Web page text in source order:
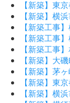
【新築】東
【新築】横
【新築工事
【新築工事
【新築工事
【新築】大
【新築】茅
【新築】東
【新築】横